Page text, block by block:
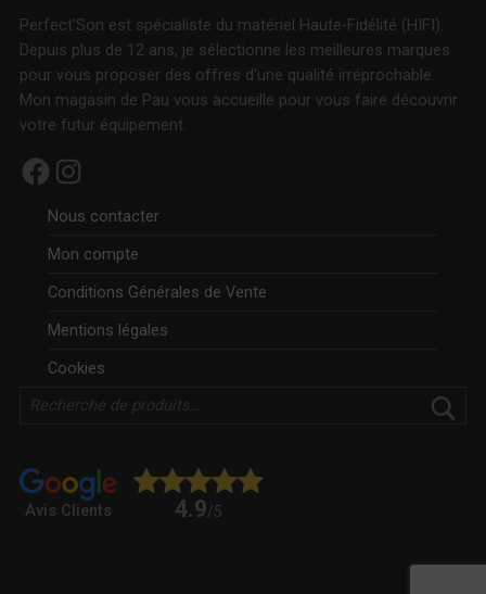
Perfect'Son est spécialiste du matériel Haute-Fidélité (HIFI).
Depuis plus de 12 ans, je sélectionne les meilleures marques
pour vous proposer des offres d'une qualité irréprochable.
Mon magasin de Pau vous accueille pour vous faire découvrir
votre futur équipement.
Facebook Instagram
Nous contacter
Mon compte
Conditions Générales de Vente
Mentions légales
Cookies
Avis Clients 4.9/5